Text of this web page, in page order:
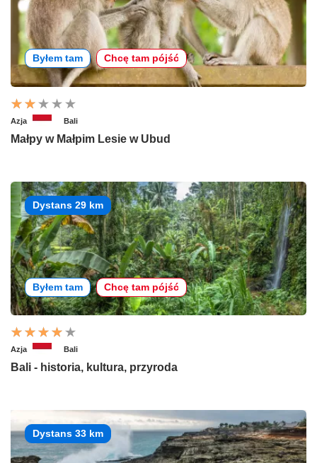
Byłem tam Chcę tam pójść
Azja Bali
Małpy w Małpim Lesie w Ubud
Dystans 29 km
Byłem tam Chcę tam pójść
Azja Bali
Bali - historia, kultura, przyroda
Dystans 33 km